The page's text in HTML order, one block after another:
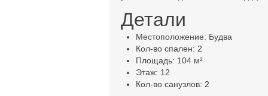
Детали
Местоположение: Будва
Кол-во спален: 2
Площадь: 104 м²
Этаж: 12
Кол-во санузлов: 2